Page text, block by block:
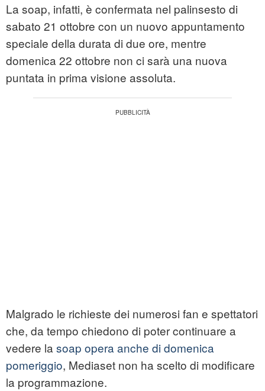
La soap, infatti, è confermata nel palinsesto di
sabato 21 ottobre con un nuovo appuntamento
speciale della durata di due ore, mentre
domenica 22 ottobre non ci sarà una nuova
puntata in prima visione assoluta.
Malgrado le richieste dei numerosi fan e spettatori
che, da tempo chiedono di poter continuare a
vedere la soap opera anche di domenica
pomeriggio, Mediaset non ha scelto di modificare
la programmazione.